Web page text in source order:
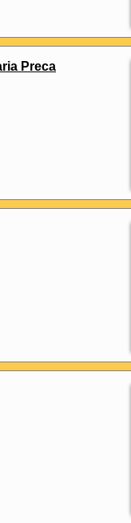
Preca